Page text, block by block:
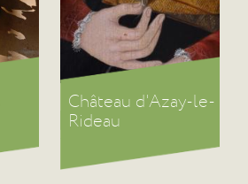
Château d'Azay-le-
Rideau